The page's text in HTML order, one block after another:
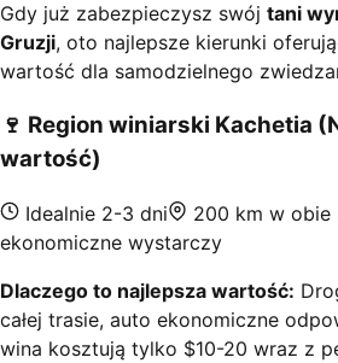
Gdy już zabezpieczysz swój tani
Gruzji, oto najlepsze kierunki
wartość dla samodzielnego
🍷 Region winiarski Kachetia
wartość)
Idealnie 2-3 dni 200 km w obie
ekonomiczne wystarczy
Dlaczego to najlepsza wartość:
całej trasie, auto ekonomiczne
wina kosztują tylko $10-20 wraz z